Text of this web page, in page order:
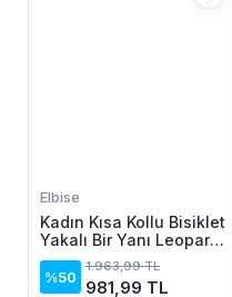
Elbise
Kadın Kısa Kollu Bisiklet
Yakalı Bir Yanı Leopar
Detaylı Uzun Viskon
Elbise
%50
1.963,99 TL
981,99 TL